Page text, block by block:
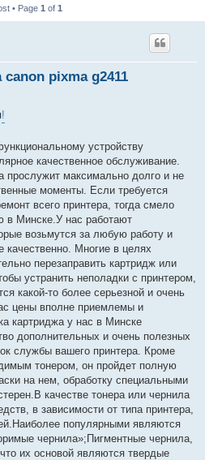
• Page 1 of 1
pixma g2411
!
устройству
качественное обслуживание.
прослужит максимально долго и не
моменты. Если требуется
всего принтера, тогда смело
в Минске.У нас работают
возьмутся за любую работу и
качественно. Многие в целях
перезаправить картридж или
устранить неполадки с принтером,
какой-то более серьезной и очень
цены вполне приемлемы и
картриджа у нас в Минске
дополнительных и очень полезных
службы вашего принтера. Кроме
тонером, он пройдет полную
на нем, обработку специальными
качестве тонера или чернила
в зависимости от типа принтера,
популярными являются
чернила»;Пигментные чернила,
их основой являются твердые